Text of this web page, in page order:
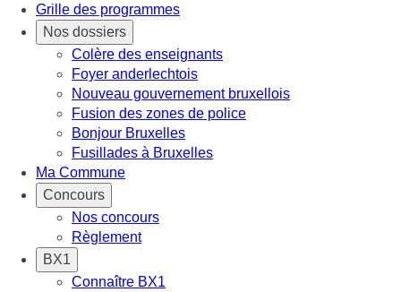
Grille des programmes
Nos dossiers
Colère des enseignants
Foyer anderlechtois
Nouveau gouvernement bruxellois
Fusion des zones de police
Bonjour Bruxelles
Fusillades à Bruxelles
Ma Commune
Concours
Nos concours
Règlement
BX1
Connaître BX1